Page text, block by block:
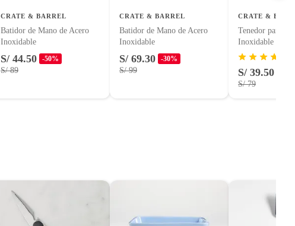
CRATE & BARREL
Batidor de Mano de Acero
Inoxidable
S/ 44.50 -50%
S/ 89
CRATE & BARREL
Batidor de Mano de Acero
Inoxidable
S/ 69.30 -30%
S/ 99
CRATE &
Tenedor para
Inoxidable
S/ 39.50
S/ 79